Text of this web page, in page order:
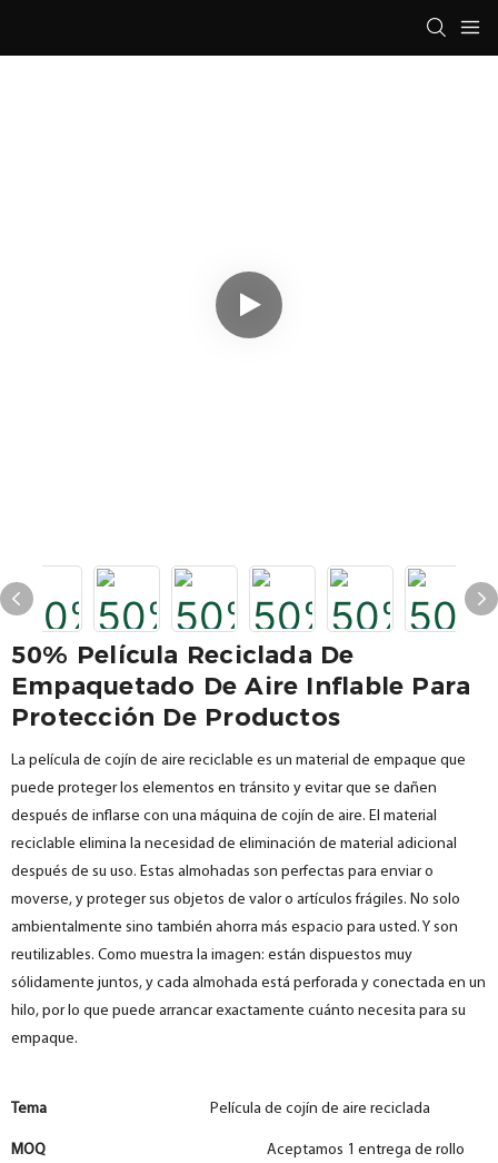
50% Película Reciclada De
Empaquetado De Aire Inflable Para
Protección De Productos
La película de cojín de aire reciclable es un material de empaque que
puede proteger los elementos en tránsito y evitar que se dañen
después de inflarse con una máquina de cojín de aire. El material
reciclable elimina la necesidad de eliminación de material adicional
después de su uso. Estas almohadas son perfectas para enviar o
moverse, y proteger sus objetos de valor o artículos frágiles. No solo
ambientalmente sino también ahorra más espacio para usted. Y son
reutilizables. Como muestra la imagen: están dispuestos muy
sólidamente juntos, y cada almohada está perforada y conectada en un
hilo, por lo que puede arrancar exactamente cuánto necesita para su
empaque.
Tema Película de cojín de aire reciclada
MOQ Aceptamos 1 entrega de rollo